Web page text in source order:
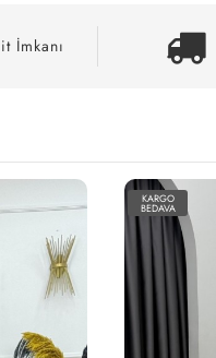
İmkanı
KARGO
BEDAVA
ÖN
SİPARİŞTİR